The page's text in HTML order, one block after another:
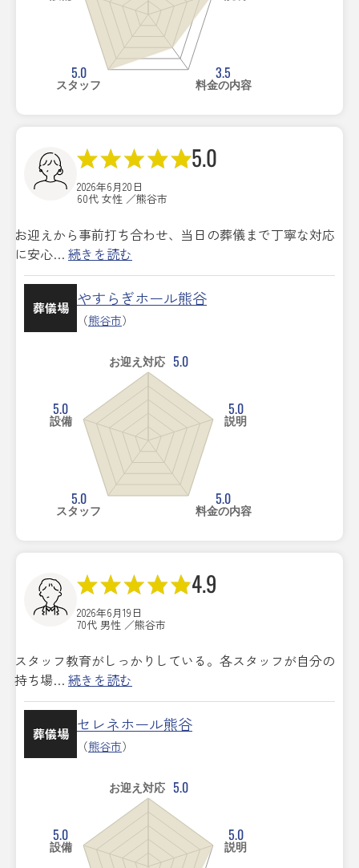
3.5
料金の内容
5.0
スタッフ
5.0
2026年6月20日
60代 女性 ／熊谷市
お迎えから事前打ち合わせ、当日の葬儀まで丁寧な対応
に安心… 続きを読む
葬儀場 やすらぎホール熊谷
（熊谷市）
お迎え対応 5.0
5.0
説明
5.0
料金の内容
5.0
スタッフ
5.0
設備
4.9
2026年6月19日
70代 男性 ／熊谷市
スタッフ教育がしっかりしている。各スタッフが自分の
持ち場… 続きを読む
葬儀場 セレネホール熊谷
（熊谷市）
お迎え対応 5.0
5.0
説明
5.0
設備